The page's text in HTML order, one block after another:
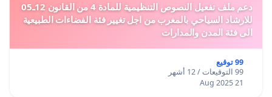
دعم ملف تفعيل النصوص التنظيمية للمادة 4 من القانون 12ـ05
للارشاد السياحي بالمغرب من اجل تغيير فئة الفضاءات الطبيعية
الى فئة المدن والمدارات
99 توقيع
99 التوقيعات / 12 أشهر
21 Aug 2025